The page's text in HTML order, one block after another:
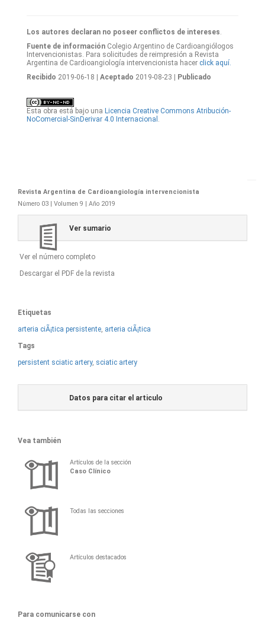
Los autores declaran no poseer conflictos de intereses.
Fuente de información Colegio Argentino de Cardioangiólogos
Intervencionistas. Para solicitudes de reimpresión a Revista
Argentina de Cardioangiología intervencionista hacer click aquí.
Recibido 2019-06-18 | Aceptado 2019-08-23 | Publicado
Esta obra está bajo una Licencia Creative Commons Atribución-
NoComercial-SinDerivar 4.0 Internacional .
Revista Argentina de Cardioangiología intervencionista
Número 03 | Volumen 9 | Año 2019
Ver sumario
Ver el número completo
Descargar el PDF de la revista
Etiquetas
arteria ciÃ¡tica persistente, arteria ciÃ¡tica
Tags
persistent sciatic artery, sciatic artery
Datos para citar el articulo
Vea también
Artículos de la sección
Caso Clínico
Todas las secciones
Artículos destacados
Para comunicarse con